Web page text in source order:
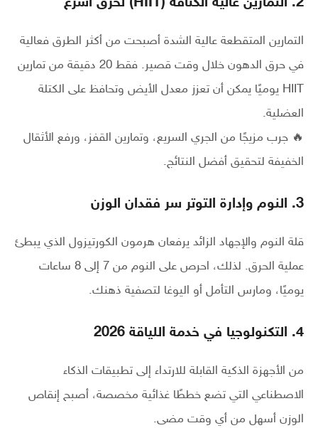
التمارين المتقطعة عالية الشدة أصبحت من أكثر الطرق فعالية
في حرق الدهون خلال وقت قصير. فقط 20 دقيقة من تمارين
HIIT يوميًا يمكن أن تعزز معدل الأيض وتحافظ على الكتلة
العضلية.
🔥 جرب مزيجًا من الجري السريع، وتمارين القفز، ورفع الأثقال
الخفيفة لتحقيق أفضل النتائج.
3. النوم وإدارة التوتر سر فقدان الوزن
قلة النوم والإجهاد الزائد يرفعان هرمون الكورتيزول الذي يبطئ
عملية الحرق. لذلك، احرص على النوم من 7 إلى 8 ساعات
يوميًا، ومارس التأمل أو اليوغا لتصفية ذهنك.
4. التكنولوجيا في خدمة اللياقة 2026
من الأجهزة الذكية القابلة للارتداء إلى تطبيقات الذكاء
الاصطناعي التي تضع خططًا غذائية مخصصة، أصبح إنقاص
الوزن أسهل من أي وقت مضى.